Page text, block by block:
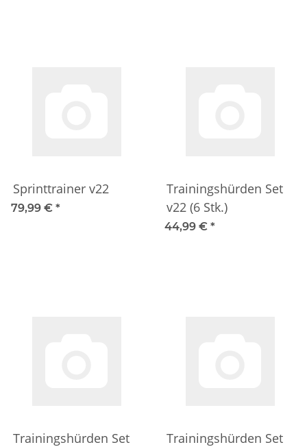
Sprinttrainer v22
79,99 € *
Trainingshürden Set
v22 (6 Stk.)
44,99 € *
Trainingshürden Set
Trainingshürden Set